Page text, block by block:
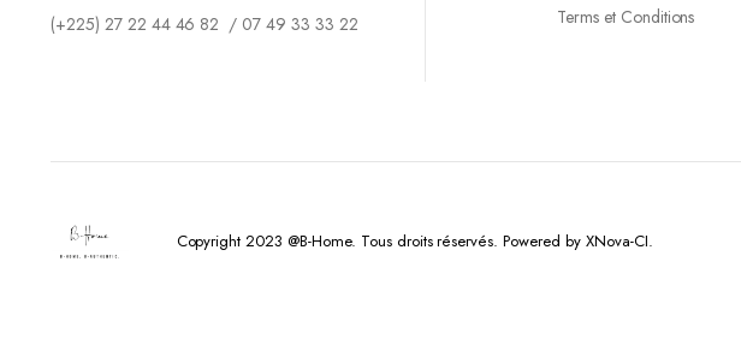
(+225) 27 22 44 46 82 / 07 49 33 33 22
Terms et Conditions
Copyright 2023 @B-Home. Tous droits réservés. Powered by XNova-CI.